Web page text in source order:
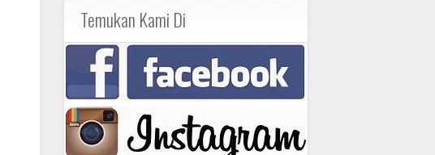
Temukan Kami Di